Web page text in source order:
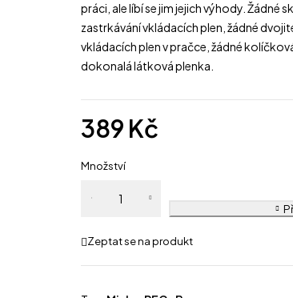
práci, ale líbí se jim jejich výhody. Žádné
zastrkávání vkládacích plen, žádné
vkládacích plen v pračce, žádné
dokonalá látková plenka.
389 Kč
Množství
jemná
AIO
Zeptat se na produkt